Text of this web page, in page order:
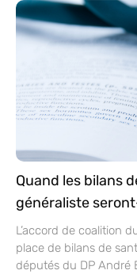
Quand les bilans
généraliste
L’accord de coalition
place de bilans de
députés du DP André